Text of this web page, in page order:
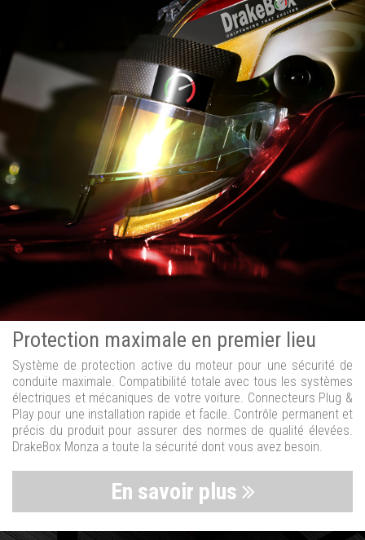
Protection maximale en premier lieu
Système de protection active du moteur pour une sécurité de
conduite maximale. Compatibilité totale avec tous les systèmes
électriques et mécaniques de votre voiture. Connecteurs Plug &
Play pour une installation rapide et facile. Contrôle permanent et
précis du produit pour assurer des normes de qualité élevées.
DrakeBox Monza a toute la sécurité dont vous avez besoin.
En savoir plus